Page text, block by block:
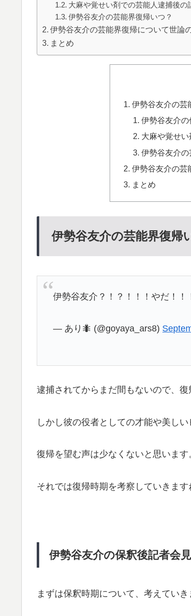
大麻や覚せい剤での芸能人逮捕後の
伊勢谷友介の芸能界復帰いつ？
伊勢谷友介の芸能界復帰について世論
まとめ
伊勢谷友介の芸
伊勢谷友介の
大麻や覚せ
伊勢谷友介の
伊勢谷友介の芸
まとめ
伊勢谷友介の芸能界復帰
伊勢谷友介？！？！！！やだ！！
— あり🐜 (@goyaya_ars8)
逮捕されてからまだ間もないので、
しかし彼の役者としての才能や美し
復帰を望む声は少なくないと思います
それでは復帰時期を考察していきます
伊勢谷友介の保釈後記者会
まずは保釈時期について、考えていき